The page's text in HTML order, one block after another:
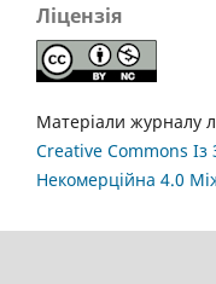
Ліцензія
Матеріали журналу
Creative Commons
Некомерційна 4.0